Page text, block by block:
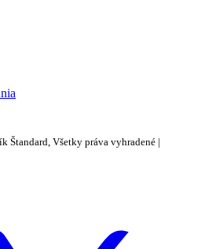
Štandard, Všetky práva vyhradené |